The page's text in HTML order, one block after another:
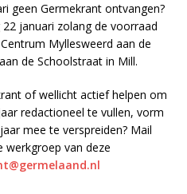
geen Germekrant ontvangen?
januari zolang de voorraad
Myllesweerd aan de
de Schoolstraat in Mill.
of wellicht actief helpen om
redactioneel te vullen, vorm
mee te verspreiden? Mail
werkgroep van deze